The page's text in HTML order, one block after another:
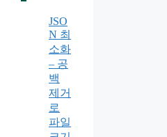
JSO
N 최
소화
– 공
백
제거
로
파일